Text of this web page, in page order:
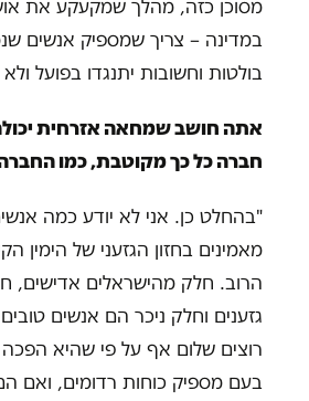
מסוכן כזה, מהלך שמקעקע את
במדינה – צריך שמספיק אנשים
בולטות וחשובות יתנגדו בפועל
אתה חושב שמחאה אזרחית
חברה כל כך מקוטבת, כמו
"בהחלט כן. אני לא יודע כמה
מאמינים בחזון הגזעני של הימין
הרוב. חלק מהישראלים אדישים,
גזענים וחלק ניכר הם אנשים
רוצים שלום אף על פי שהיא הפכה
בעם מספיק כוחות רדומים, ואם הם